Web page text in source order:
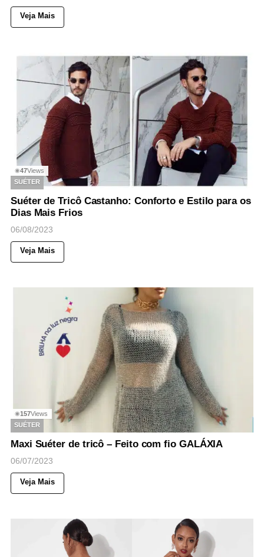
Veja Mais
◉47Views
SUÉTER
Suéter de Tricô Castanho: Conforto e Estilo para os
Dias Mais Frios
06/08/2023
Veja Mais
◉157Views
SUÉTER
Maxi Suéter de tricô – Feito com fio GALÁXIA
06/07/2023
Veja Mais